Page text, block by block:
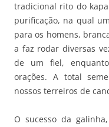
tradicional rito do
purificação, na qual
para os homens,
a faz rodar diversas
de um fiel,
orações. A total
nossos terreiros de
O sucesso da